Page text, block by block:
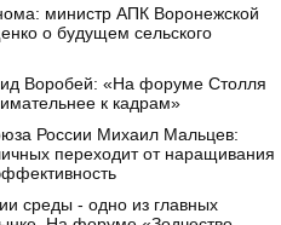
министр АПК Воронежской
о будущем сельского
Воробей: «На форуме Столля
к кадрам»
России Михаил Мальцев:
переходит от наращивания
среды - одно из главных